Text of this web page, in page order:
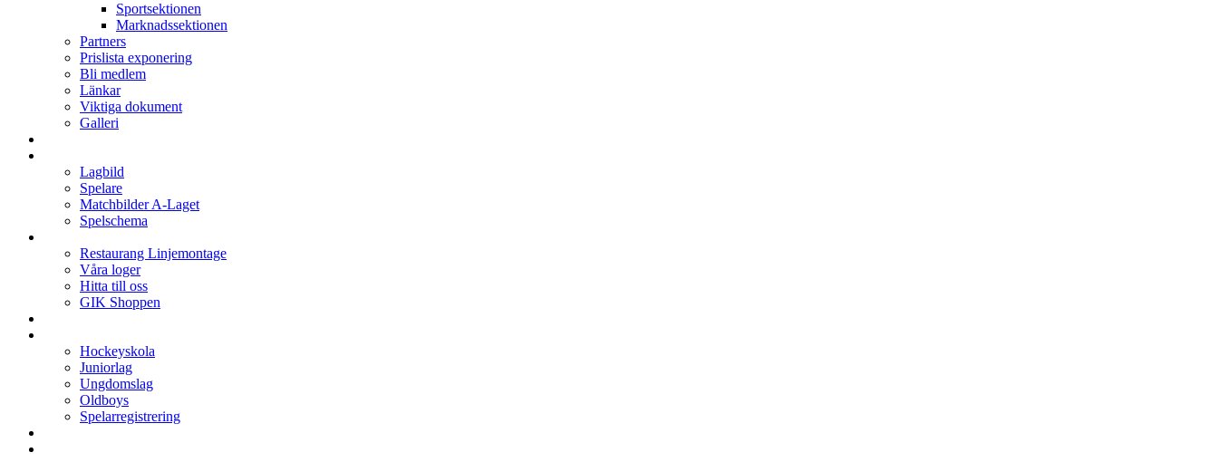
Sportsektionen
Marknadssektionen
Partners
Prislista exponering
Bli medlem
Länkar
Viktiga dokument
Galleri
Lagbild
Spelare
Matchbilder A-Laget
Spelschema
Restaurang Linjemontage
Våra loger
Hitta till oss
GIK Shoppen
Hockeyskola
Juniorlag
Ungdomslag
Oldboys
Spelarregistrering